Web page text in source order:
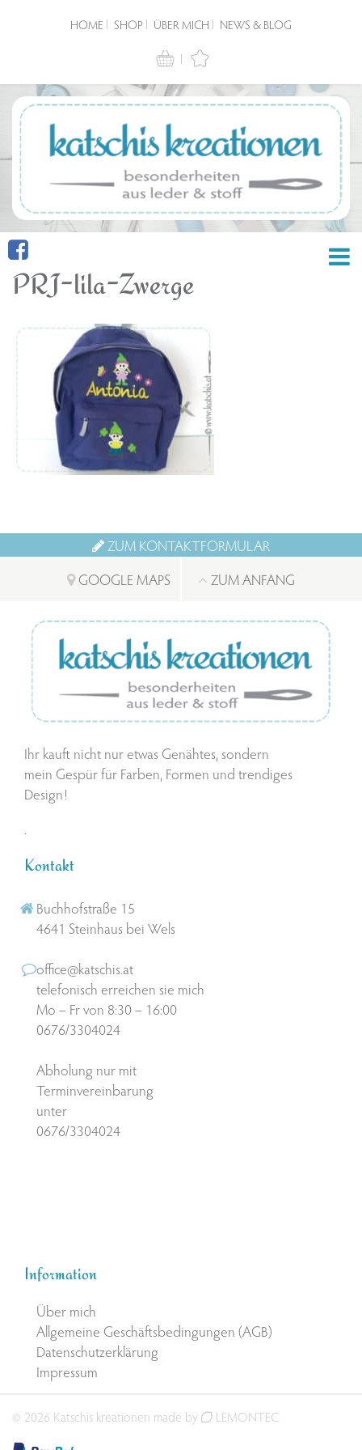
HOME SHOP ÜBER MICH NEWS & BLOG
PRJ-lila-Zwerge
ZUM KONTAKTFORMULAR
GOOGLE MAPS
ZUM ANFANG
Ihr kauft nicht nur etwas Genähtes, sondern
mein Gespür für Farben, Formen und trendiges
Design!
.
Kontakt
Buchhofstraße 15
4641 Steinhaus bei Wels
office@katschis.at
telefonisch erreichen sie mich
Mo – Fr von 8:30 – 16:00
0676/3304024
Abholung nur mit
Terminvereinbarung
unter
0676/3304024
Information
Über mich
Allgemeine Geschäftsbedingungen (AGB)
Datenschutzerklärung
Impressum
© 2026 Katschis kreationen made by LEMONTEC